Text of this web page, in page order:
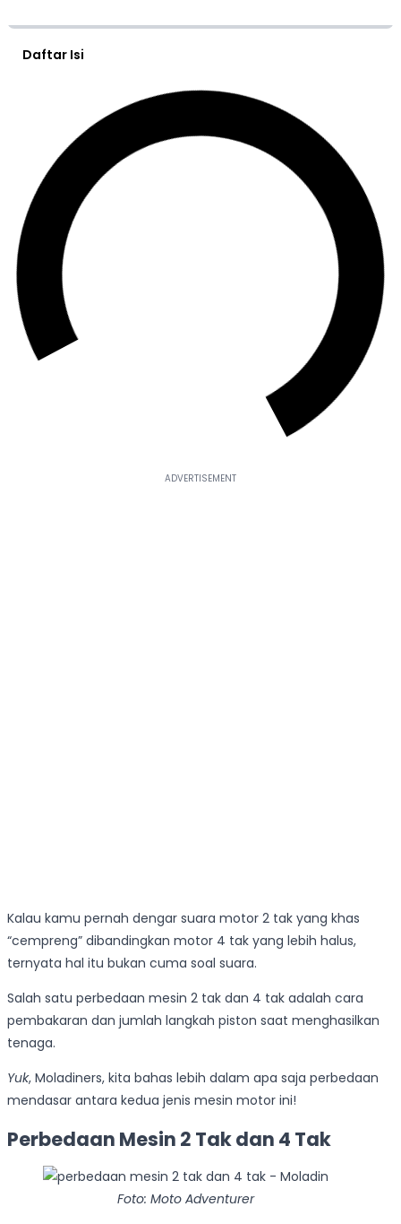
Daftar Isi
Kalau kamu pernah dengar suara motor 2 tak yang khas
“cempreng” dibandingkan motor 4 tak yang lebih halus,
ternyata hal itu bukan cuma soal suara.
Salah satu perbedaan mesin 2 tak dan 4 tak adalah cara
pembakaran dan jumlah langkah piston saat menghasilkan
tenaga.
Yuk, Moladiners, kita bahas lebih dalam apa saja perbedaan
mendasar antara kedua jenis mesin motor ini!
Perbedaan Mesin 2 Tak dan 4 Tak
Foto: Moto Adventurer